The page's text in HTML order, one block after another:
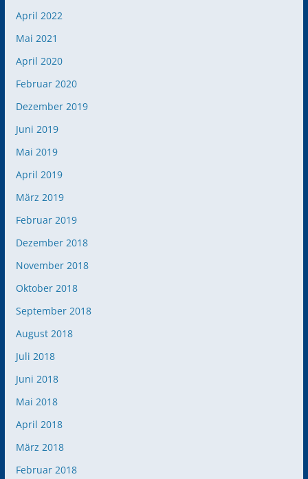
April 2022
Mai 2021
April 2020
Februar 2020
Dezember 2019
Juni 2019
Mai 2019
April 2019
März 2019
Februar 2019
Dezember 2018
November 2018
Oktober 2018
September 2018
August 2018
Juli 2018
Juni 2018
Mai 2018
April 2018
März 2018
Februar 2018